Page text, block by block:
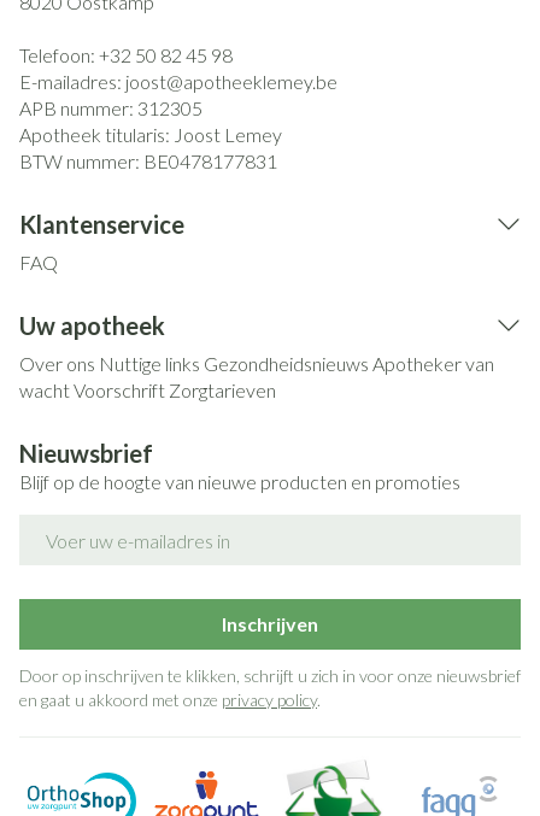
Telefoon: +32 50 82 45 98
E-mailadres: joost@apotheeklemey.be
APB nummer: 312305
Apotheek titularis: Joost Lemey
BTW nummer: BE0478177831
Klantenservice
FAQ
Uw apotheek
Over ons Nuttige links Gezondheidsnieuws Apotheker van
wachtVoorschrift Zorgtarieven
Nieuwsbrief
Blijf op de hoogte van nieuwe producten en promoties
Inschrijven
Door op inschrijven te klikken, schrijft u zich in voor onze nieuwsbrief
en gaat u akkoord met onze privacy policy.